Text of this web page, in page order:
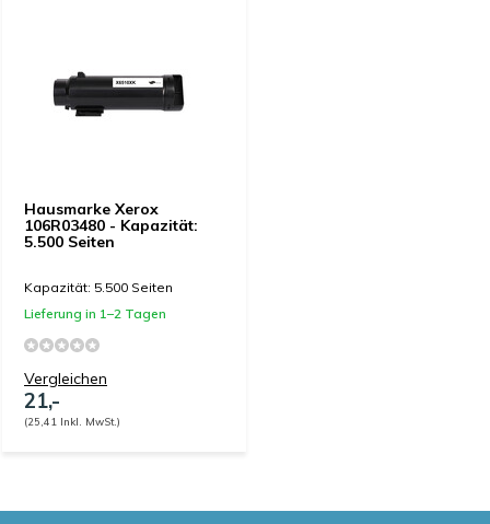
Hausmarke Xerox
106R03480 - Kapazität:
5.500 Seiten
Kapazität: 5.500 Seiten
Lieferung in 1–2 Tagen
Vergleichen
21,-
(25,41 Inkl. MwSt.)